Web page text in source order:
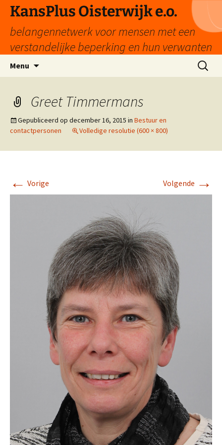
naarKansPlus Oisterwijk e.o.
belangennetwerk voor mensen met een
verstandelijke beperking en hun verwanten
Menu
Zoeken
naar:
Greet Timmermans
Gepubliceerd op december 16, 2015 in Bestuur en
contactpersonen
Volledige resolutie (600 × 800)
← Vorige Volgende →